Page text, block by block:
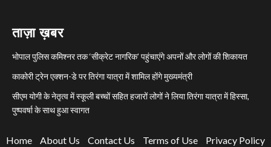
ताज़ा ख़बर
भोपाल पुलिस कमिश्नर तक ‘सीक्रेट नागरिक’ पहुंचाएंगे अपनों और लोगों की शिकायत
काकोरी ट्रेन एक्शन-डे पर तिरंगा यात्रा में शामिल होंगे मुख्यमंत्री
सीएम योगी के नेतृत्व में स्कूली बच्चों सहित हजारों लोगों ने लिया तिरंगा यात्रा में हिस्सा,
पुष्पवर्षा के साथ हुआ स्वागत
Home About Us Contact Us Terms of Use Privacy Policy